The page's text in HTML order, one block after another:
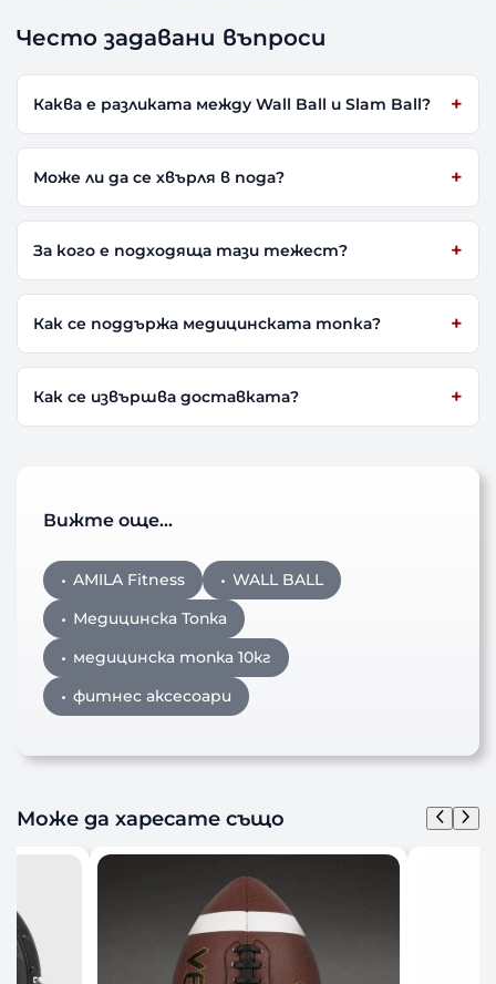
Често задавани въпроси
Каква е разликата между Wall Ball и Slam Ball?
Може ли да се хвърля в пода?
За кого е подходяща тази тежест?
Как се поддържа медицинската топка?
Как се извършва доставката?
Вижте още…
AMILA Fitness
WALL BALL
Медицинска Топка
медицинска топка 10кг
фитнес аксесоари
Може да харесате също